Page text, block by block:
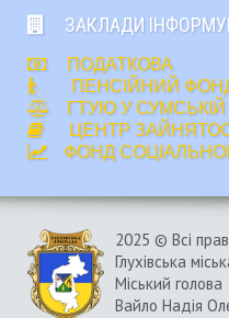
ЗАКЛАДИ
ПОДАТКОВА
ПЕНСІЙНИЙ
ГТУЮ У СУМСЬКІЙ
ЦЕНТР
ФОНД
2025 © Всі
Глухівська
Міський голова
Вайло Надія